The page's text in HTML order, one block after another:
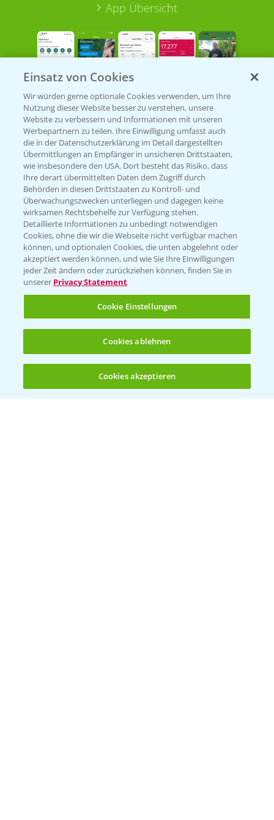
(noch 4)
App Übersicht
Bayer Links
Bayer Global
Bayer CropScience World
Bayer Karriere
Bayer CropScience Austria
Bayer CropScience Schweiz
Presse
Vegetables Deutschland
Infos
LINKS
Apps
Wetter Aktuell
Einsatz von Cookies
Wir würden gerne optionale Cookies verwenden, um Ihre
Nutzung dieser Website besser zu verstehen, unsere
Website zu verbessern und Informationen mit unseren
Werbepartnern zu teilen. Ihre Einwilligung umfasst auch
die in der Datenschutzerklärung im Detail dargestellten
Übermittlungen an Empfänger in unsicheren Drittstaaten,
wie insbesondere den USA. Dort besteht das Risiko, dass
Ihre derart übermittelten Daten dem Zugriff durch
Behörden in diesen Drittstaaten zu Kontroll- und
Überwachungszwecken unterliegen und dagegen keine
wirksamen Rechtsbehelfe zur Verfügung stehen.
Detaillierte Informationen zu unbedingt notwendigen
Cookies, ohne die wir die Webseite nicht verfügbar machen
können, und optionalen Cookies, die unten abgelehnt oder
akzeptiert werden können, und wie Sie Ihre Einwilligungen
jeder Zeit ändern oder zurückziehen können, finden Sie in
unserer Privacy Statement
Cookie Einstellungen
Cookies ablehnen
Cookies akzeptieren